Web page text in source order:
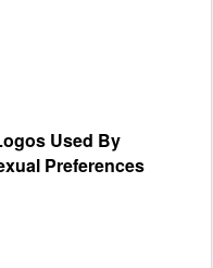
Used By
Preferences